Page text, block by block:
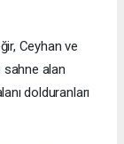
Ceyhan ve
sahne alan
dolduranları